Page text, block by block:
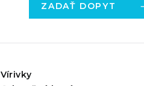
ZADAŤ DOPYT
Vírivky